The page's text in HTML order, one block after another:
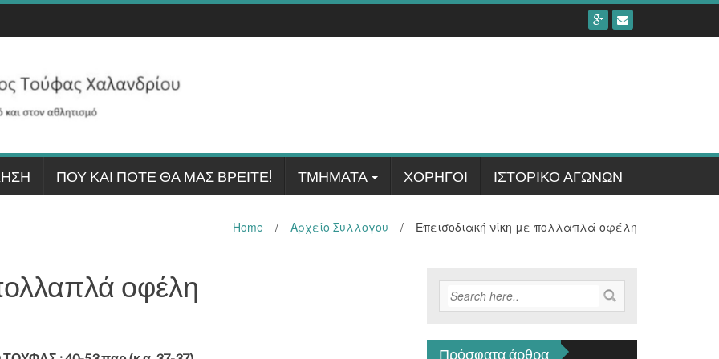
ΠΟΎ ΚΑΙ ΠΌΤΕ ΘΑ ΜΑΣ ΒΡΕΊΤΕ! ΤΜΉΜΑΤΑ ΧΟΡΗΓΟΊ ΙΣΤΟΡΙΚΟ ΑΓΩΝΩΝ
Home / Αρχείο Συλλογου / Επεισοδιακή νίκη με πολλαπλά οφέλη
οφέλη
Πρόσφατα άρθρα